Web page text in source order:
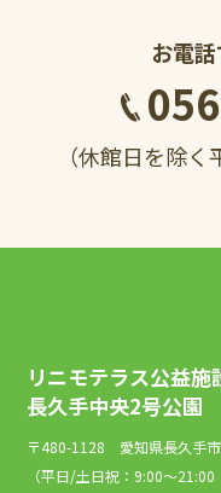
お電
（休館日を除
リニモテラス公益施
長久手中央2号公園
〒480-1128 愛知県長久手
（平日/土日祝：9:00～